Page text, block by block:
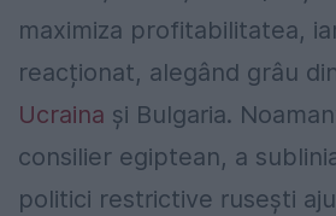
maximiza profitabilitatea,
reacționat, alegând grâu
Ucraina și Bulgaria.
consilier egiptean, a
politici restrictive rusești